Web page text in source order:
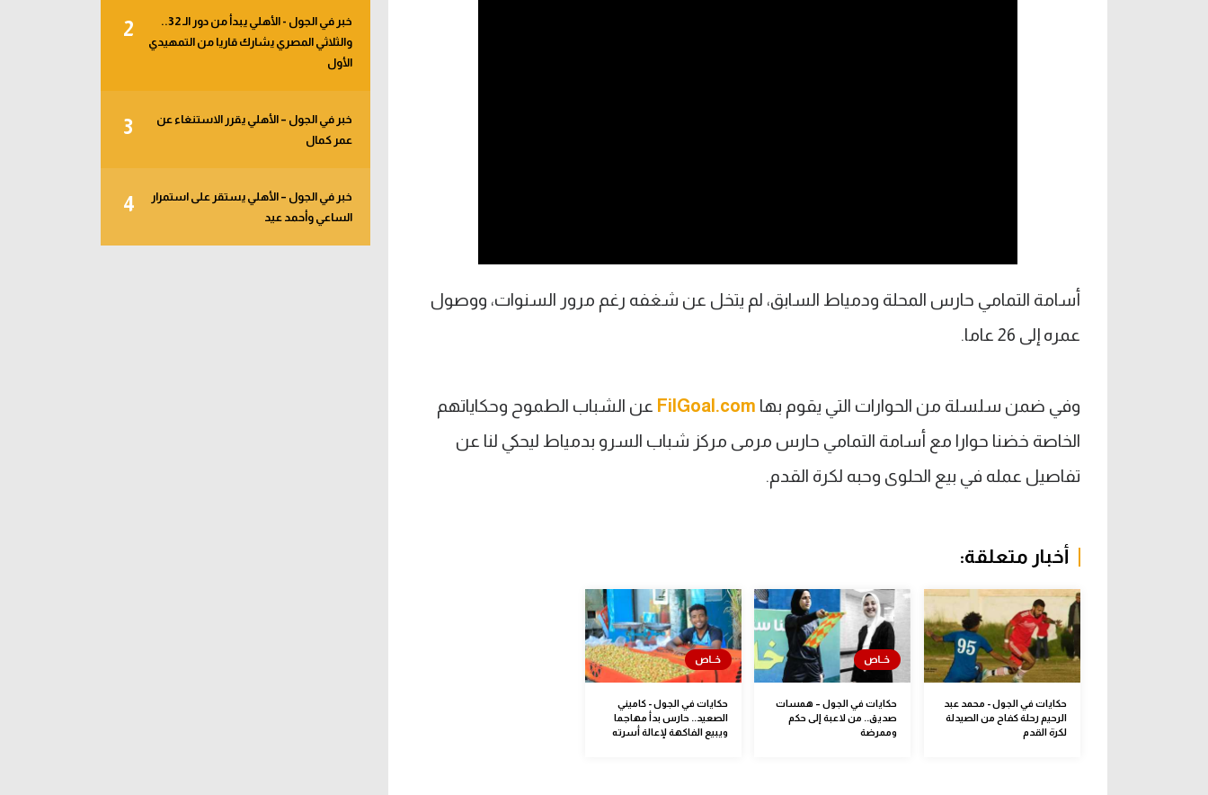
أسامة التمامي حارس المحلة ودمياط السابق، لم يتخل عن شغفه رغم مرور السنوات، ووصول
عمره إلى 26 عاما.
وفي ضمن سلسلة من الحوارات التي يقوم بها FilGoal.com عن الشباب الطموح وحكاياتهم
الخاصة خضنا حوارا مع أسامة التمامي حارس مرمى مركز شباب السرو بدمياط ليحكي لنا عن
تفاصيل عمله في بيع الحلوى وحبه لكرة القدم.
أخبار متعلقة:
حكايات في الجول - محمد عبد
الرحيم رحلة كفاح من الصيدلة
لكرة القدم
حكايات في الجول – همسات
صديق.. من لاعبة إلى حكم
وممرضة
حكايات في الجول - كاميني
الصعيد.. حارس بدأ مهاجما
ويبيع الفاكهة لإعالة أسرته
2
خبر في الجول - الأهلي يبدأ من دور الـ 32..
والثلاثي المصري يشارك قاريا من التمهيدي
الأول
3
خبر في الجول – الأهلي يقرر الاستنغاء عن
عمر كمال
4
خبر في الجول – الأهلي يستقر على استمرار
الساعي وأحمد عيد